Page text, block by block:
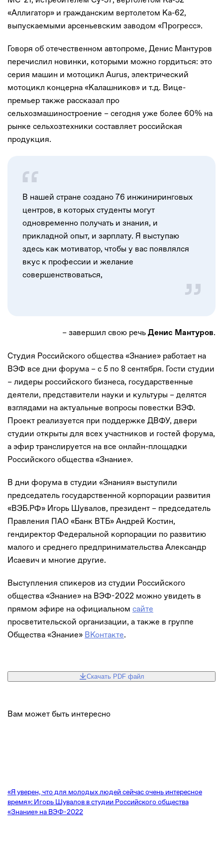
«Аллигатор» и гражданским вертолетом Ка-62,
выпускаемыми арсеньевским заводом «Прогресс».
Говоря об отечественном автопроме, Денис Мантуров
перечислил новинки, которыми можно гордиться: это
серия машин и мотоцикл Аurus, электрический
мотоцикл концерна «Калашников» и т.д. Вице-
премьер также рассказал про
сельхозмашиностроение – сегодня уже более 60% на
рынке сельхозтехники составляет российская
продукция.
В нашей стране создано 76 инжиниринговых
центров, в которых студенты могут
одновременно получать и знания, и
прикладной опыт, и зарплату. Я выступаю
здесь как мотиватор, чтобы у вас появлялся
вкус к профессии и желание
совершенствоваться,
– завершил свою речь Денис Мантуров.
Студия Российского общества «Знание» работает на
ВЭФ все дни форума – с 5 по 8 сентября. Гости студии
– лидеры российского бизнеса, государственные
деятели, представители науки и культуры – делятся
взглядами на актуальные вопросы повестки ВЭФ.
Проект реализуется при поддержке ДВФУ, двери
студии открыты для всех участников и гостей форума,
а эфир транслируется на все онлайн-площадки
Российского общества «Знание».
В дни форума в студии «Знания» выступили
председатель государственной корпорации развития
«ВЭБ.РФ» Игорь Шувалов, президент – председатель
Правления ПАО «Банк ВТБ» Андрей Костин,
гендиректор Федеральной корпорации по развитию
малого и среднего предпринимательства Александр
Исаевич и многие другие.
Выступления спикеров из студии Российского
общества «Знание» на ВЭФ-2022 можно увидеть в
прямом эфире на официальном сайте
просветительской организации, а также в группе
Общества «Знание» ВКонтакте.
Скачать PDF файл
Вам может быть интересно
«Я уверен, что для молодых людей сейчас очень интересное
время»: Игорь Шувалов в студии Российского общества
«Знание» на ВЭФ-2022